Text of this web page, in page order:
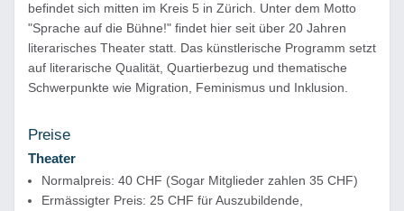
befindet sich mitten im Kreis 5 in Zürich. Unter dem Motto
"Sprache auf die Bühne!" findet hier seit über 20 Jahren
literarisches Theater statt. Das künstlerische Programm setzt
auf literarische Qualität, Quartierbezug und thematische
Schwerpunkte wie Migration, Feminismus und Inklusion.
Preise
Theater
Normalpreis: 40 CHF (Sogar Mitglieder zahlen 35 CHF)
Ermässigter Preis: 25 CHF für Auszubildende,